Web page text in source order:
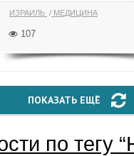
ИЗРАИЛЬ МЕДИЦИНА
107
ПОКАЗАТЬ ЕЩЁ
по тегу “